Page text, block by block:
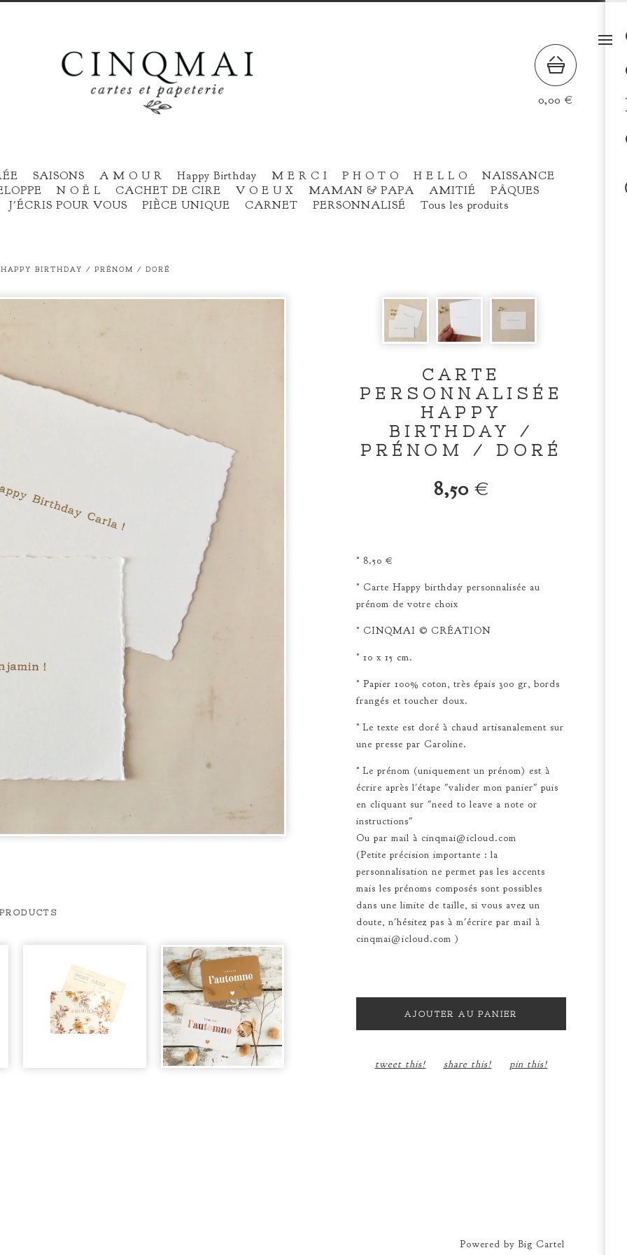
0,00 €
SAISONS A M O U R Happy Birthday M E R C I P H O T O H E L L O
NAISSANCE
N O Ë L CACHET DE CIRE V O E U X MAMAN & PAPA AMITIÉ
PÂQUES
J'ÉCRIS POUR VOUS
PIÈCE UNIQUE CARNET PERSONNALISÉ Tous les produits
BIRTHDAY / PRÉNOM / DORÉ
prev
CARTE
PERSONNALISÉE
HAPPY
BIRTHDAY /
PRÉNOM / DORÉ
8,50 €
° 8.50 €
° Carte Happy birthday personnalisée au
prénom de votre choix
° CINQMAI © CRÉATION
° 10 x 15 cm.
° Papier 100% coton, très épais 300 gr, bords
frangés et toucher doux.
° Le texte est doré à chaud artisanalement sur
une presse par Caroline.
° Le prénom (uniquement un prénom) est à
écrire après l'étape "valider mon panier" puis
en cliquant sur "need to leave a note or
instructions"
Ou par mail à cinqmai@icloud.com
(Petite précision importante : la
personnalisation ne permet pas les accents
mais les prénoms composés sont possibles
dans une limite de taille, si vous avez un
doute, n'hésitez pas à m'écrire par mail à
cinqmai@icloud.com )
AJOUTER AU PANIER
tweet this! share this! pin this!
Powered by Big Cartel